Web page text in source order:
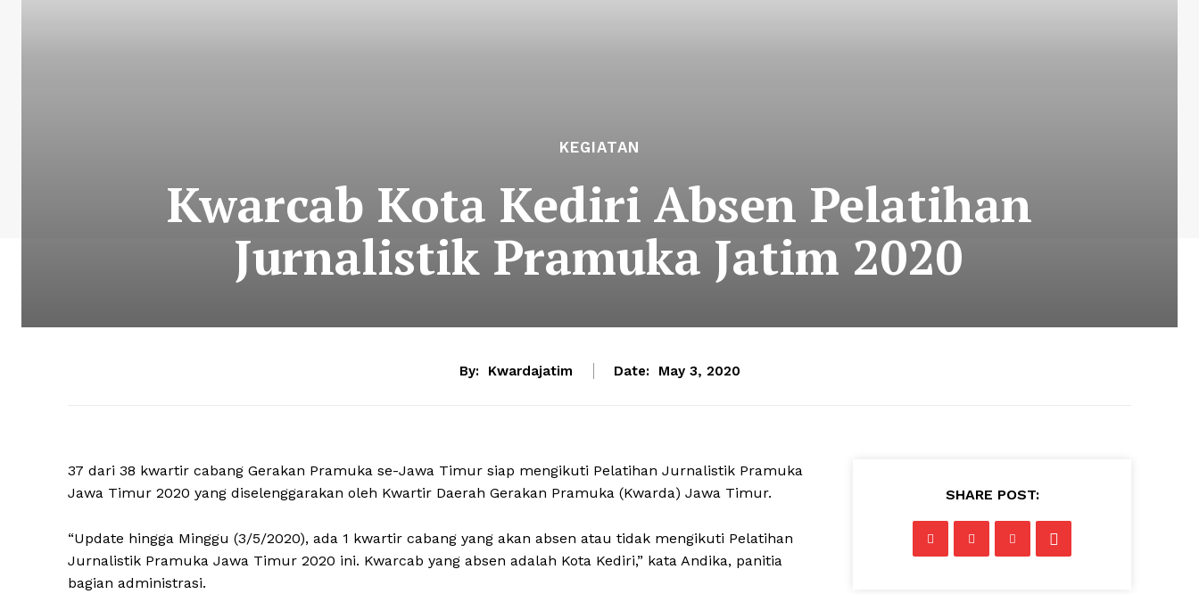
KEGIATAN
Kwarcab Kota Kediri Absen Pelatihan
Jurnalistik Pramuka Jatim 2020
By: Kwardajatim Date: May 3, 2020
37 dari 38 kwartir cabang Gerakan Pramuka se-Jawa Timur siap mengikuti Pelatihan Jurnalistik Pramuka
Jawa Timur 2020 yang diselenggarakan oleh Kwartir Daerah Gerakan Pramuka (Kwarda) Jawa Timur.
“Update hingga Minggu (3/5/2020), ada 1 kwartir cabang yang akan absen atau tidak mengikuti Pelatihan
Jurnalistik Pramuka Jawa Timur 2020 ini. Kwarcab yang absen adalah Kota Kediri,” kata Andika, panitia
bagian administrasi.
SHARE POST: